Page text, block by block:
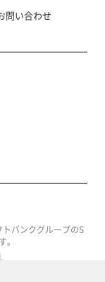
問い合わせ
バンクグループのS